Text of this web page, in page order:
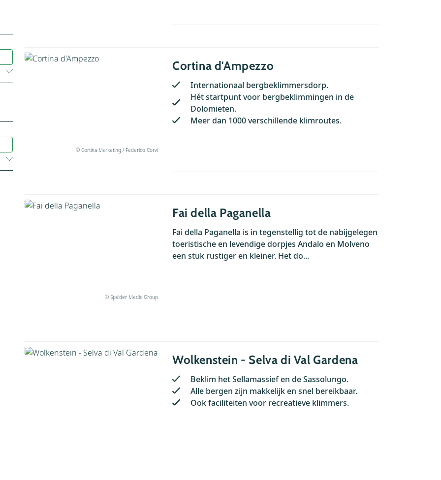
© Cortina Marketing / Federico Corvi
Cortina d'Ampezzo
Internationaal bergbeklimmersdorp.
Hét startpunt voor bergbeklimmingen in de
Dolomieten.
Meer dan 1000 verschillende klimroutes.
© Spalder Media Group
Fai della Paganella
Fai della Paganella is in tegenstellig tot de nabijgelegen
toeristische en levendige dorpjes Andalo en Molveno
een stuk rustiger en kleiner. Het do...
Wolkenstein - Selva di Val Gardena
Beklim het Sellamassief en de Sassolungo.
Alle bergen zijn makkelijk en snel bereikbaar.
Ook faciliteiten voor recreatieve klimmers.